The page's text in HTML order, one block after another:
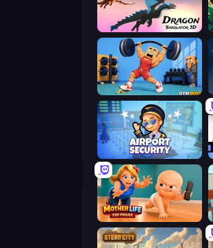
Dragon Simulator 3D
Gym Boss
Airport Security
Mother Life Simulator: Prank